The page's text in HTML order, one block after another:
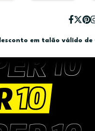
em talão válido